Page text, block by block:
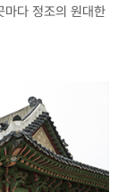
마다 정조의 원대한